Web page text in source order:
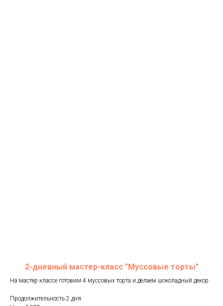
2-дневный мастер-класс "Муссовые торты"
На мастер классе готовим 4 муссовых торта и делаем шоколадный декор
Продолжительность 2 дня